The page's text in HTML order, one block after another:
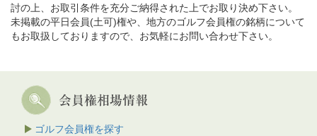
討の上、お取引条件を充分ご納得された上でお取り決め下さい。
未掲載の平日会員(土可)権や、地方のゴルフ会員権の銘柄について
もお取扱しておりますので、お気軽にお問い合わせ下さい。
ゴルフ会員権を探す